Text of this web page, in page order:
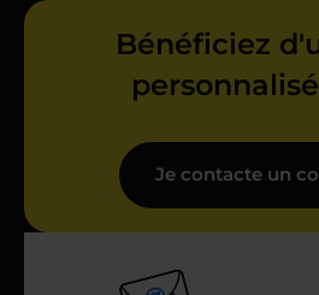
Bénéficiez
Je contacte un